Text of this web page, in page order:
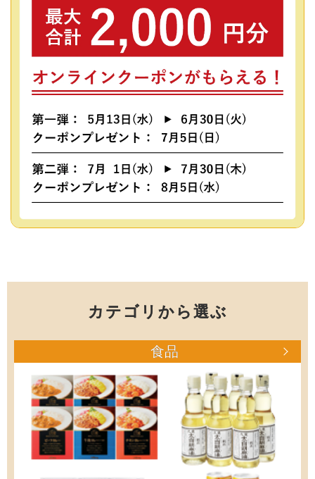
カテゴリから選ぶ
食品